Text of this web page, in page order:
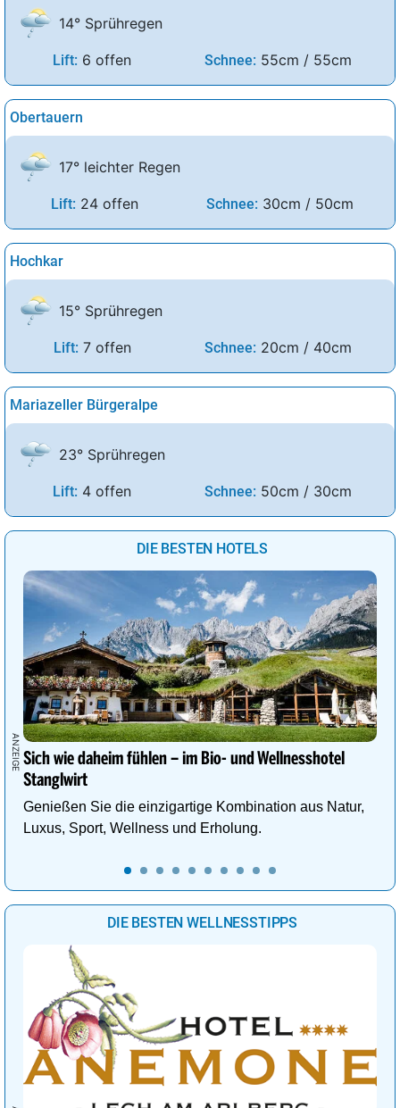
14° Sprühregen
Lift: 6 offen Schnee: 55cm / 55cm
Obertauern
17° leichter Regen
Lift: 24 offen Schnee: 30cm / 50cm
Hochkar
15° Sprühregen
Lift: 7 offen Schnee: 20cm / 40cm
Mariazeller Bürgeralpe
23° Sprühregen
Lift: 4 offen Schnee: 50cm / 30cm
DIE BESTEN HOTELS
Sich wie daheim fühlen – im Bio- und Wellnesshotel
Stanglwirt
Genießen Sie die einzigartige Kombination aus Natur,
Luxus, Sport, Wellness und Erholung.
DIE BESTEN WELLNESSTIPPS